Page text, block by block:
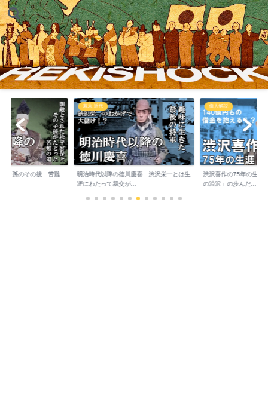
の子孫のその後 苦難
幕末 近代
明治時代以降の徳川慶喜 渋沢栄一とは生
涯にわたって親交が...
偉人解説
渋沢喜作の75年の生
の渋沢」の歩んだ...